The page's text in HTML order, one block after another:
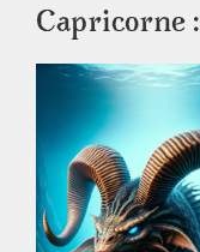
Capricorne :